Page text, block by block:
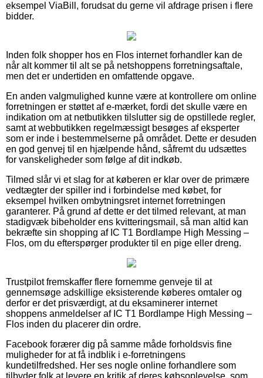
eksempel ViaBill, forudsat du gerne vil afdrage prisen i flere
bidder.
Inden folk shopper hos en Flos internet forhandler kan de
når alt kommer til alt se på netshoppens forretningsaftale,
men det er undertiden en omfattende opgave.
En anden valgmulighed kunne være at kontrollere om online
forretningen er støttet af e-mærket, fordi det skulle være en
indikation om at netbutikken tilslutter sig de opstillede regler,
samt at webbutikken regelmæssigt besøges af eksperter
som er inde i bestemmelserne på området. Dette er desuden
en god genvej til en hjælpende hånd, såfremt du udsættes
for vanskeligheder som følge af dit indkøb.
Tilmed slår vi et slag for at køberen er klar over de primære
vedtægter der spiller ind i forbindelse med købet, for
eksempel hvilken ombytningsret internet forretningen
garanterer. På grund af dette er det tilmed relevant, at man
stadigvæk bibeholder ens kvitteringsmail, så man altid kan
bekræfte sin shopping af IC T1 Bordlampe High Messing –
Flos, om du efterspørger produkter til en pige eller dreng.
Trustpilot fremskaffer flere fornemme genveje til at
gennemsøge adskillige eksisterende køberes omtaler og
derfor er det prisværdigt, at du eksaminerer internet
shoppens anmeldelser af IC T1 Bordlampe High Messing –
Flos inden du placerer din ordre.
Facebook forærer dig på samme måde forholdsvis fine
muligheder for at få indblik i e-forretningens
kundetilfredshed. Her ses nogle online forhandlere som
tilbyder folk at levere en kritik af deres købsoplevelse, som